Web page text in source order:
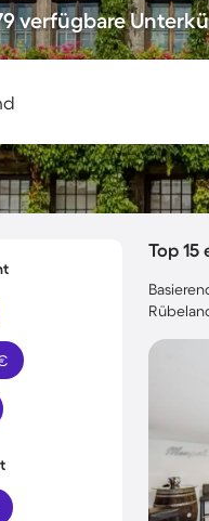
verfügbare
Top